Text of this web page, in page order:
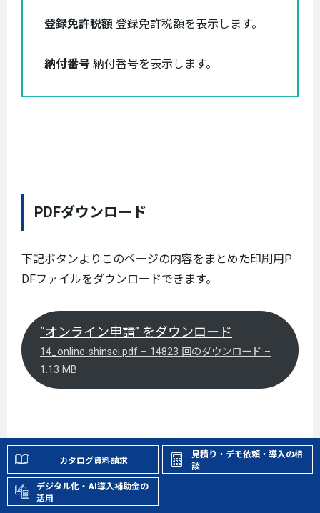
登録免許税額 登録免許税額を表示します。
納付番号 納付番号を表示します。
PDFダウンロード
下記ボタンよりこのページの内容をまとめた印刷用P
DFファイルをダウンロードできます。
“オンライン申請” をダウンロード
14_online-shinsei.pdf – 14823 回のダウンロード –
1.13 MB
カタログ資料請求
見積り・デモ依頼・導入の相
談
デジタル化・AI導入補助金の
活用